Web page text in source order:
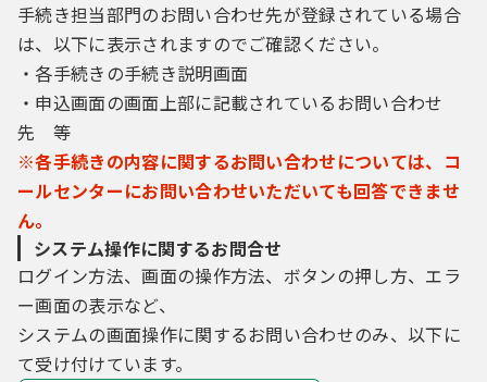
４ 利用者ＩＤ・パスワード等の管理
利用者は、次の事項をご確認ください。
びパスワード（申請データ用）は、他者に知
られないように管理してください。
じないでください。
（３）安全性をより高めるため、パスワード
は、定期的に変更してください。
（４）利用者ＩＤ、パスワードは、再発行し
ません。なお、利用者ＩＤ、パスワードを紛
失し、盗難に遭い、又は不正使用されたこと
手続き担当部門のお問い合わせ先が登録されている場合
は、以下に表示されますのでご確認ください。
・各手続きの手続き説明画面
・申込画面の画面上部に記載されているお問い合わせ
先 等
※各手続きの内容に関するお問い合わせについては、コ
ールセンターにお問い合わせいただいても回答できませ
ん。
システム操作に関するお問合せ
ログイン方法、画面の操作方法、ボタンの押し方、エラ
ー画面の表示など、
システムの画面操作に関するお問い合わせのみ、以下に
て受け付けています。